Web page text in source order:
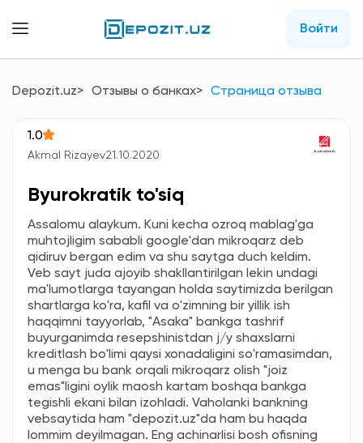
Войти
Depozit.uz Отзывы о банках Страница отзыва
1.0
Akmal Rizayev21.10.2020
Byurokratik to'siq
Assalomu alaykum. Kuni kecha ozroq mablag'ga
muhtojligim sababli google'dan mikroqarz deb
qidiruv bergan edim va shu saytga duch keldim.
Veb sayt juda ajoyib shakllantirilgan lekin undagi
ma'lumotlarga tayangan holda saytimizda berilgan
shartlarga ko'ra, kafil va o'zimning bir yillik ish
haqqimni tayyorlab, "Asaka" bankga tashrif
buyurganimda resepshinistdan j/y shaxslarni
kreditlash bo'limi qaysi xonadaligini so'ramasimdan,
u menga bu bank orqali mikroqarz olish "joiz
emas"ligini oylik maosh kartam boshqa bankga
tegishli ekani bilan izohladi. Vaholanki bankning
vebsaytida ham "depozit.uz"da ham bu haqda
lommim deyilmagan. Eng achinarlisi bosh ofisning